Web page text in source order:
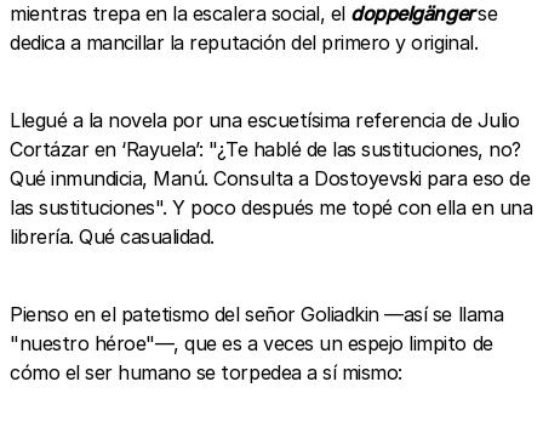
mientras trepa en la escalera social, el doppelgängerse
dedica a mancillar la reputación del primero y original.
Llegué a la novela por una escuetísima referencia de Julio
Cortázar en ‘Rayuela’: "¿Te hablé de las sustituciones, no?
Qué inmundicia, Manú. Consulta a Dostoyevski para eso de
las sustituciones". Y poco después me topé con ella en una
librería. Qué casualidad.
Pienso en el patetismo del señor Goliadkin —así se llama
"nuestro héroe"—, que es a veces un espejo limpito de
cómo el ser humano se torpedea a sí mismo: